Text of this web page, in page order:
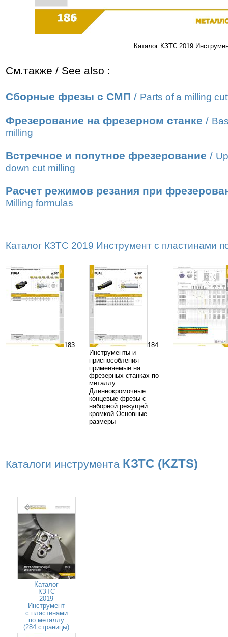
Каталог КЗТС 2019
См.также / See also :
Сборные фрезы с СМП / Parts of a milling
Фрезерование на фрезерном станке /
milling
Встречное и попутное фрезерование /
down cut milling
Расчет режимов резания при
Milling formulas
Каталог КЗТС 2019 Инструмент с пластинами
183
184
Инструменты и
приспособления
применяемые на
фрезерных станках по
металлу
Длиннокромочные
концевые фрезы с
наборной режущей
кромкой Основные
размеры
Каталоги инструмента КЗТС (KZTS)
Каталог
КЗТС
2019
Инструмент
с пластинами
по металлу
(284 страницы)